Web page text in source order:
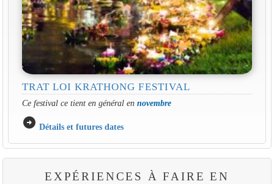
TRAT LOI KRATHONG FESTIVAL
Ce festival ce tient en général en novembre
arrow_circle_right Détails et futures dates
EXPÉRIENCES À FAIRE EN